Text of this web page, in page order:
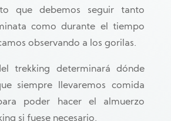
que debemos seguir tanto
como durante el tiempo
observando a los gorilas.
trekking determinará dónde
siempre llevaremos comida
poder hacer el almuerzo
si fuese necesario.